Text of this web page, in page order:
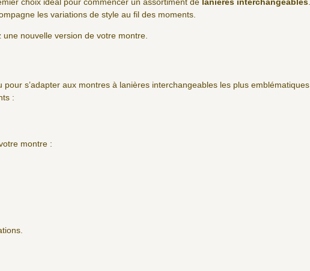
les variations de style au fil des moments.
nouvelle version de votre montre.
s’adapter aux montres à lanières interchangeables les plus emblématiques.
:
montre :